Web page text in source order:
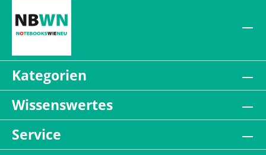
Kategorien
Wissenswertes
Service